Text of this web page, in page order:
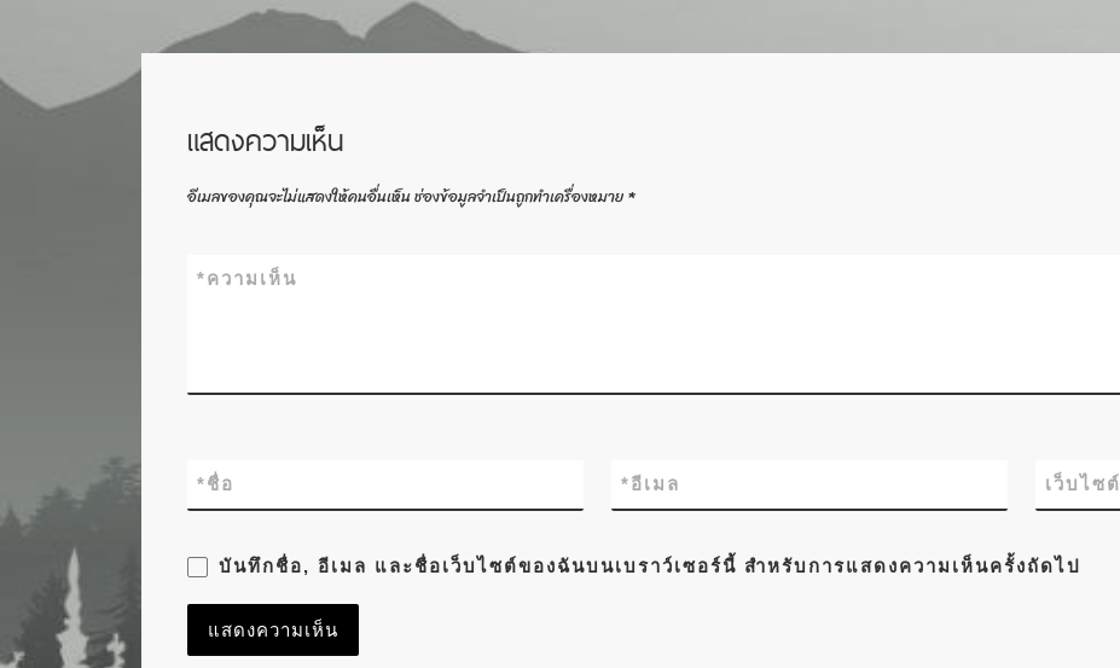
แสดงความเห็น
อีเมลของคุณจะไม่แสดงให้คนอื่นเห็นช่องข้อมูลจำเป็นถูกทำเครื่องหมาย*
ความเห็น
*
ชื่อ
* อีเมล
* เว็บไซต์
บันทึกชื่อ, อีเมล และชื่อเว็บไซต์ของฉันบนเบราว์เซอร์นี้ สำหรับการแสดงความเห็นครั้งถัดไป